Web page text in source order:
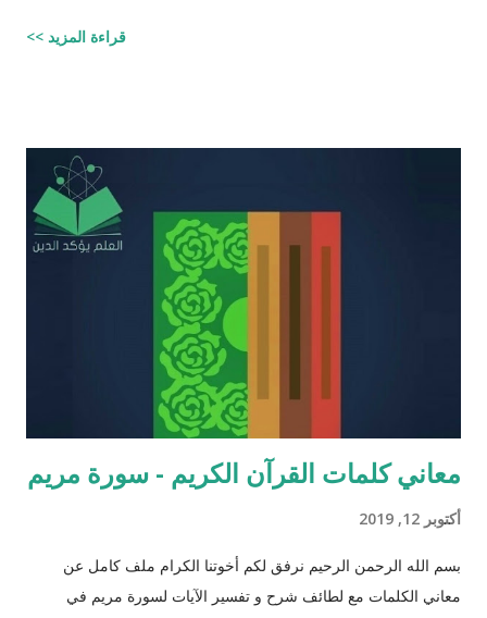
والردود الصلعمية الفاشلة عليها " وقد أبقيت على كل افتراء واتبعته
الافتراء : 1 - زوجيّة الأشياء في القرآن : مِنْ كُلِّ شَيْءٍ خَلَقْنَا زَوْجَيْنِ
لَعَلَّكُمْ تَذَكَّرُونَ / الذاريات : 49 وَمِنْ كُلِّ الثَّمَرَاتِ جَعَلَ فِيهَا زَوْجَيْنِ
اثْنَيْنِ / الرعد : 3 حَتَّى إِذَا جَاءَ أَمْرُنَا وَفَارَ التَّنُّورُ قُلْنَا احْمِلْ فِيهَا مِنْ كُلٍّ
زَوْجَيْنِ اثْنَيْنِ / هود : 11 و اذا طبقنا هذه الآبات وجدنا فيها شيئاً من
قراءة المزيد >>
معاني كلمات القرآن الكريم - سورة مريم
أكتوبر 12, 2019
بسم الله الرحمن الرحيم نرفق لكم أخوتنا الكرام ملف كامل عن
معاني الكلمات مع لطائف شرح و تفسير الآيات لسورة مريم في